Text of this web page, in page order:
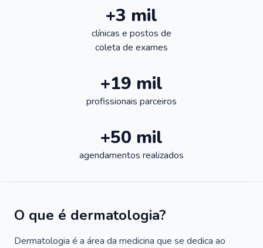
+3 mil
clínicas e postos de
coleta de exames
+19 mil
profissionais parceiros
+50 mil
agendamentos realizados
O que é dermatologia?
Dermatologia é a área da medicina que se dedica ao